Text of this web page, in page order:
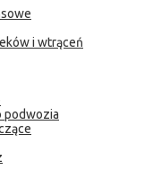
i wtrąceń
podwozia